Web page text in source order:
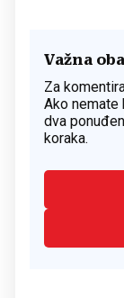
Važna
Za
Ako nemate
dva
koraka.